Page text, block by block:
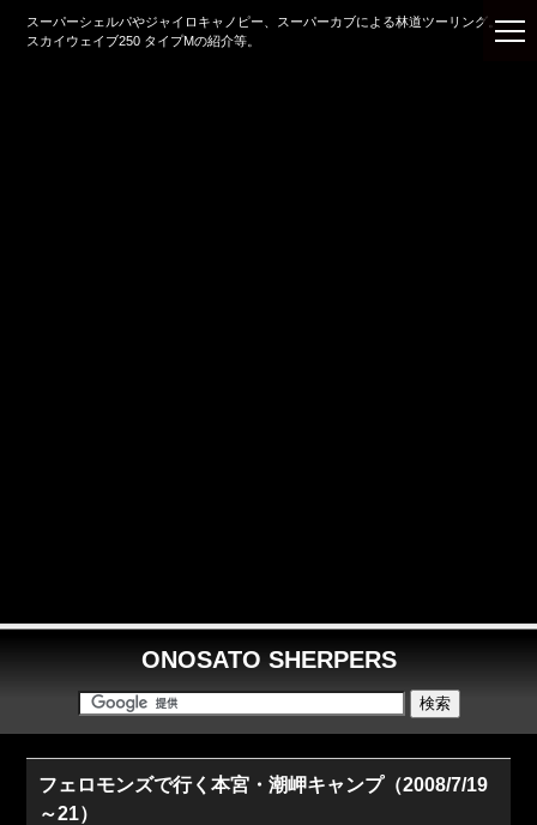
スーパーシェルパやジャイロキャノピー、スーパーカブによる林道ツーリング。
スカイウェイブ250 タイプMの紹介等。
ONOSATO SHERPERS
フェロモンズで行く本宮・潮岬キャンプ（2008/7/19
～21）